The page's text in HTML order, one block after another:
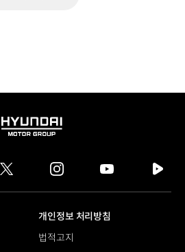
HYUNDAI
GROUP
twitter instagram
tv
개인정보 처리방침
법적고지